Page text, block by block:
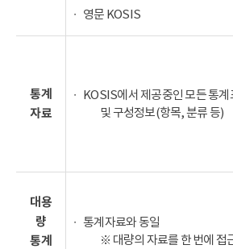
영문 KOSIS
통계
자료
KOSIS에서 제공중인 모든 통계
및 구성정보(항목, 분류 등)
대용
량
통계
통계자료와 동일
※ 대량의 자료를 한 번에 접